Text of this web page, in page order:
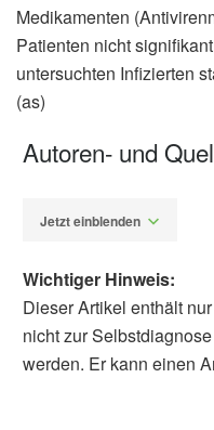
Medikamenten
Patienten nicht
untersuchten Infizierten
(as)
Autoren- und
Jetzt einblenden
Wichtiger Hinweis:
Dieser Artikel enthält
nicht zur
werden. Er kann einen